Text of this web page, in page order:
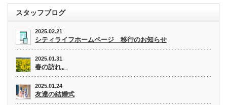
スタッフブログ
2025.02.21
シティライフホームページ 移行のお知らせ
2025.01.31
春の訪れ。
2025.01.24
友達の結婚式